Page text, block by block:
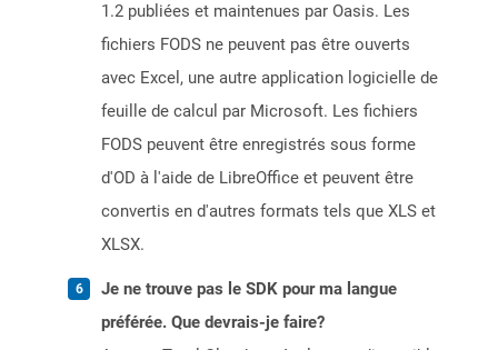
1.2 publiées et maintenues par Oasis. Les
fichiers FODS ne peuvent pas être ouverts
avec Excel, une autre application logicielle de
feuille de calcul par Microsoft. Les fichiers
FODS peuvent être enregistrés sous forme
d'OD à l'aide de LibreOffice et peuvent être
convertis en d'autres formats tels que XLS et
XLSX.
Je ne trouve pas le SDK pour ma langue
préférée. Que devrais-je faire?